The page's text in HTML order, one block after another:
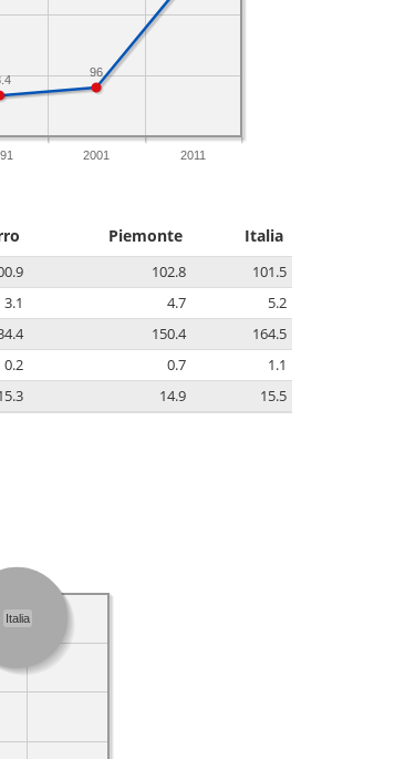
2001 2011
96
Piemonte Italia
102.8
101.5
3.1 4.7
5.2
150.4
164.5
0.2 0.7
1.1
14.9 15.5
Italia